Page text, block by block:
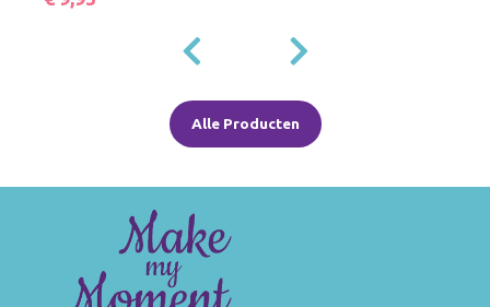
Alle Producten